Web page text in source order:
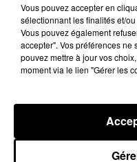
sur les noms des
sur ce futur album.
c'est que Niska
d’une manière
les murs de la
la participation de
Vous pouvez accepter en
sélectionnant les finalités et/
Vous pouvez également
accepter". Vos préférences
pouvez mettre à jour vos
moment via le lien "Gérer les